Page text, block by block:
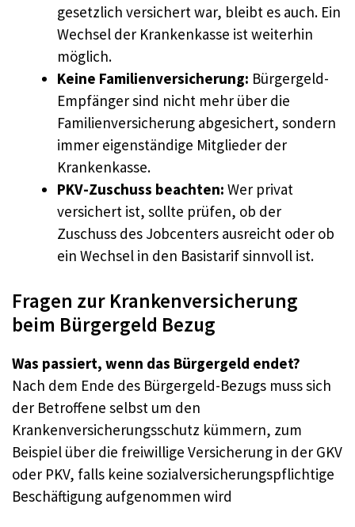
gesetzlich versichert war, bleibt es auch. Ein
Wechsel der Krankenkasse ist weiterhin
möglich.
Keine Familienversicherung: Bürgergeld-
Empfänger sind nicht mehr über die
Familienversicherung abgesichert, sondern
immer eigenständige Mitglieder der
Krankenkasse.
PKV-Zuschuss beachten: Wer privat
versichert ist, sollte prüfen, ob der
Zuschuss des Jobcenters ausreicht oder ob
ein Wechsel in den Basistarif sinnvoll ist.
Fragen zur Krankenversicherung
beim Bürgergeld Bezug
Was passiert, wenn das Bürgergeld endet?
Nach dem Ende des Bürgergeld-Bezugs muss sich
der Betroffene selbst um den
Krankenversicherungsschutz kümmern, zum
Beispiel über die freiwillige Versicherung in der GKV
oder PKV, falls keine sozialversicherungspflichtige
Beschäftigung aufgenommen wird